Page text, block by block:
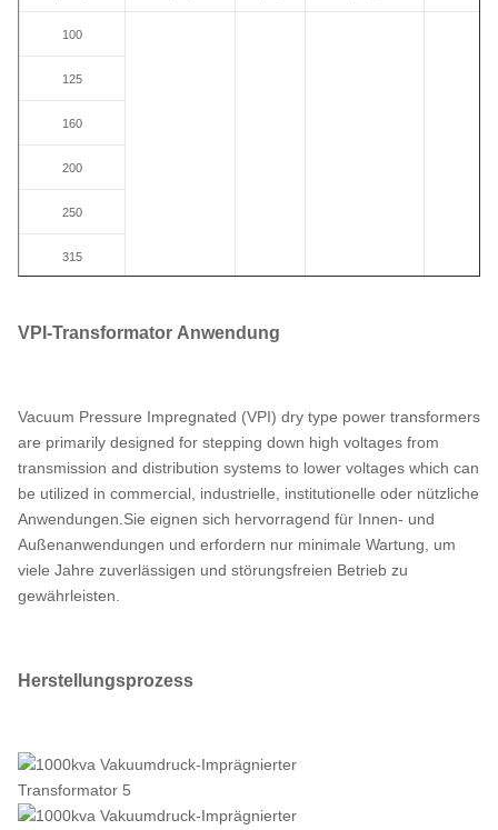
100
10
10.5
11
2.5
± 5
125
160
200
250
315
800
2000
2500
VPI-Transformator Anwendung
Vacuum Pressure Impregnated (VPI) dry type power transformers
are primarily designed for stepping down high voltages from
transmission and distribution systems to lower voltages which can
be utilized in commercial, industrielle, institutionelle oder nützliche
Anwendungen.Sie eignen sich hervorragend für Innen- und
Außenanwendungen und erfordern nur minimale Wartung, um
viele Jahre zuverlässigen und störungsfreien Betrieb zu
gewährleisten.
Herstellungsprozess